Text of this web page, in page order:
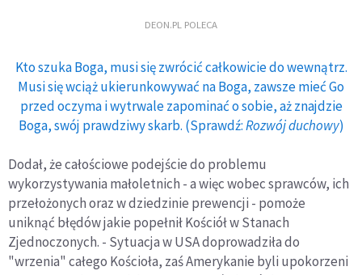
DEON.PL POLECA
Kto szuka Boga, musi się zwrócić całkowicie do wewnątrz.
Musi się wciąż ukierunkowywać na Boga, zawsze mieć Go
przed oczyma i wytrwale zapominać o sobie, aż znajdzie
Boga, swój prawdziwy skarb. (Sprawdź:Rozwój duchowy)
Dodał, że całościowe podejście do problemu
wykorzystywania małoletnich - a więc wobec sprawców, ich
przełożonych oraz w dziedzinie prewencji - pomoże
uniknąć błędów jakie popełnił Kościół w Stanach
Zjednoczonych. - Sytuacja w USA doprowadziła do
"wrzenia" całego Kościoła, zaś Amerykanie byli upokorzeni